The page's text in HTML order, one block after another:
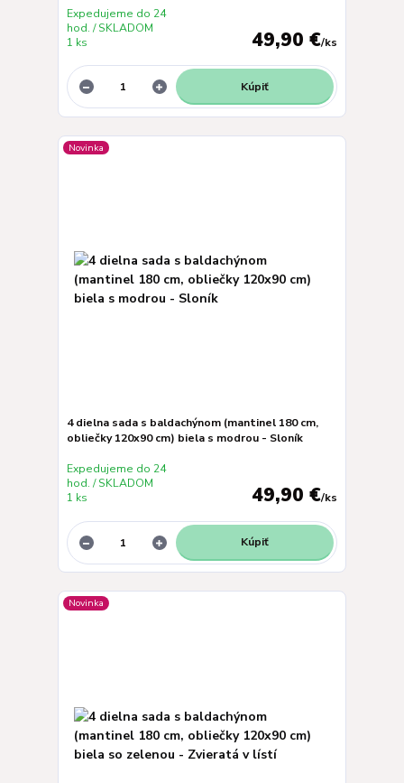
49,90 €/ks
Expedujeme do 24
hod. / SKLADOM
1 ks
Kúpiť
Novinka
4 dielna sada s baldachýnom (mantinel 180 cm,
obliečky 120x90 cm) biela s modrou - Sloník
49,90 €/ks
Expedujeme do 24
hod. / SKLADOM
1 ks
Kúpiť
Novinka